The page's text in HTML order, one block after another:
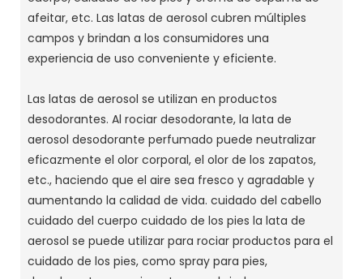
afeitar, etc. Las latas de aerosol cubren múltiples
campos y brindan a los consumidores una
experiencia de uso conveniente y eficiente.
Las latas de aerosol se utilizan en productos
desodorantes. Al rociar desodorante, la lata de
aerosol desodorante perfumado puede neutralizar
eficazmente el olor corporal, el olor de los zapatos,
etc., haciendo que el aire sea fresco y agradable y
aumentando la calidad de vida. cuidado del cabello
cuidado del cuerpo cuidado de los pies la lata de
aerosol se puede utilizar para rociar productos para el
cuidado de los pies, como spray para pies,